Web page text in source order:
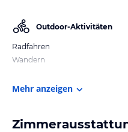
Outdoor-Aktivitäten
Radfahren
Wandern
Mehr anzeigen